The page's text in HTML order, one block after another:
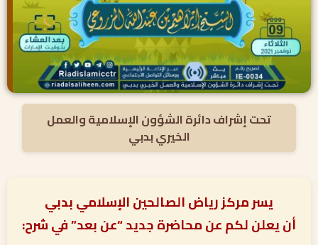
تحت إشراف دائرة الشؤون الإسلامية والعمل
الخيري بدبي
يسر مركز رياض الصالحين الإسلامي بدبي
أن يعلن لكم عن محاضرة جديد “عن بعد” في شرح: